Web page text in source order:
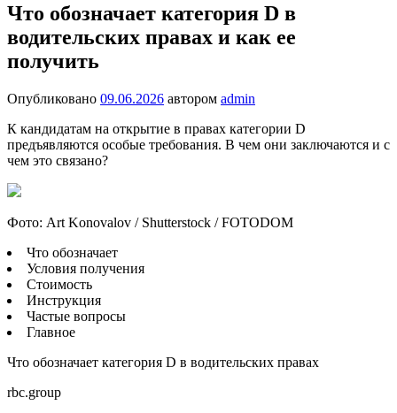
Что обозначает категория D в
водительских правах и как ее
получить
Опубликовано 09.06.2026 автором admin
К кандидатам на открытие в правах категории D
предъявляются особые требования. В чем они заключаются и с
чем это связано?
Фото: Art Konovalov / Shutterstock / FOTODOM
Что обозначает
Условия получения
Стоимость
Инструкция
Частые вопросы
Главное
Что обозначает категория D в водительских правах
rbc.group